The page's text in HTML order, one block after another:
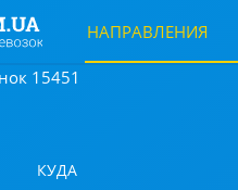
НАПРАВЛЕНИЯ
15451
КУДА